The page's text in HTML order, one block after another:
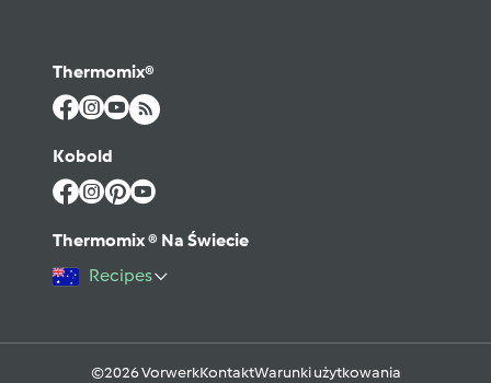
Thermomix®
Kobold
Thermomix ® Na Świecie
Recipes
©2026 VorwerkKontaktWarunki użytkowania